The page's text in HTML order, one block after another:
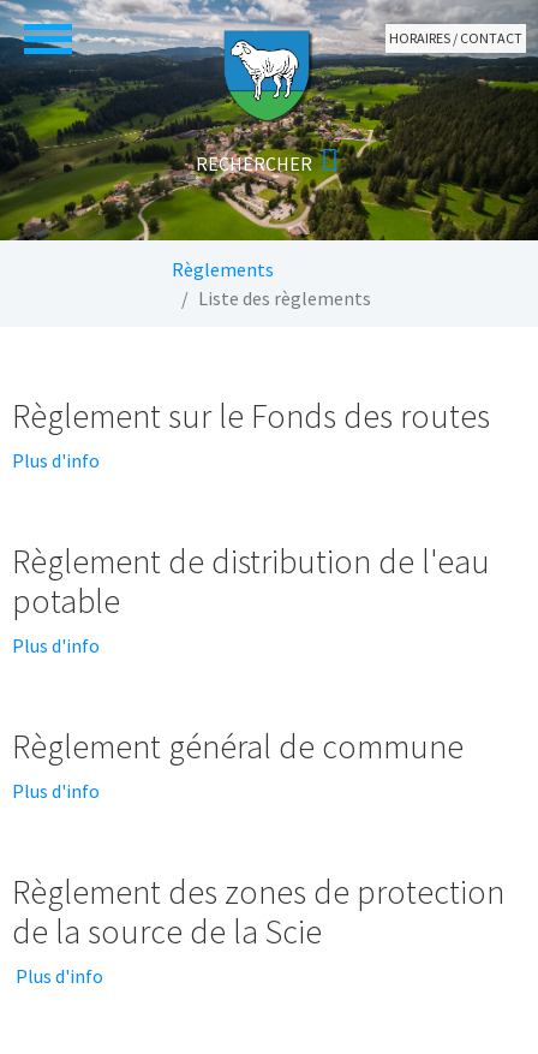
Aller au contenu principal
HORAIRES / CONTACT
Règlements
Liste des règlements
Règlement sur le Fonds des routes
Plus d'info
Règlement de distribution de l'eau
potable
Plus d'info
Règlement général de commune
Plus d'info
Règlement des zones de protection
de la source de la Scie
Plus d'info